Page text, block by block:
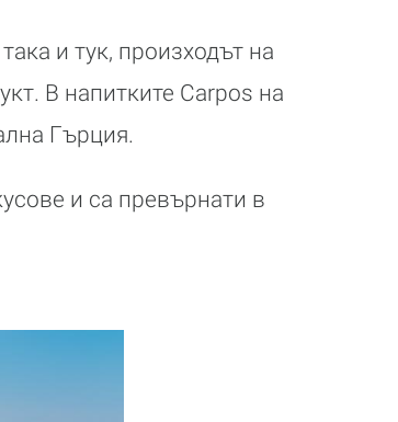
и тук, произходът на
В напитките Carpos на
Гърция.
и са превърнати в